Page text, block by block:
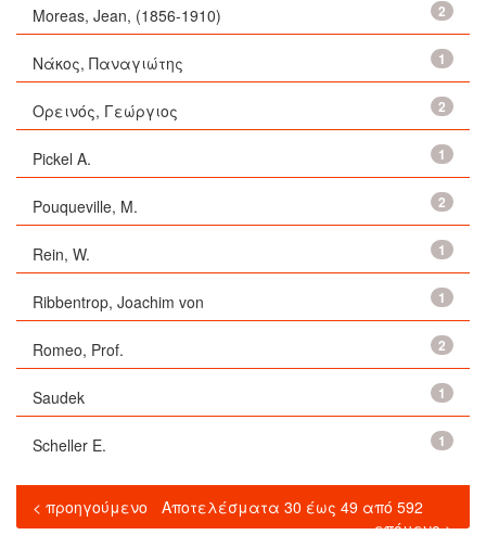
Moreas, Jean, (1856-1910) 2
Nάκος, Παναγιώτης 1
Oρεινός, Γεώργιος 2
Pickel A. 1
Pouqueville, M. 2
Rein, W. 1
Ribbentrop, Joachim von 1
Romeo, Prof. 2
Saudek 1
Scheller E. 1
Αποτελέσματα 30 έως 49 από 592
< προηγούμενο
επόμενο >